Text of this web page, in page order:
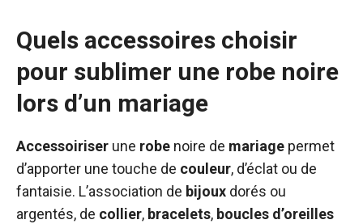
Quels accessoires choisir
pour sublimer une robe noire
lors d’un mariage
Accessoiriser une robe noire de mariage permet
d’apporter une touche de couleur, d’éclat ou de
fantaisie. L’association de bijoux dorés ou
argentés, de collier, bracelets, boucles d’oreilles